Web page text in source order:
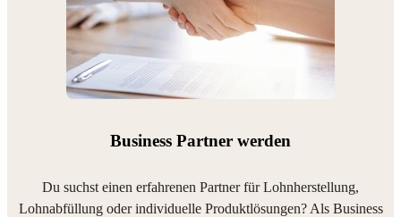
Business Partner werden
Du suchst einen erfahrenen Partner für Lohnherstellung,
Lohnabfüllung oder individuelle Produktlösungen? Als Business